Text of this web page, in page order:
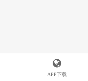
APP下载